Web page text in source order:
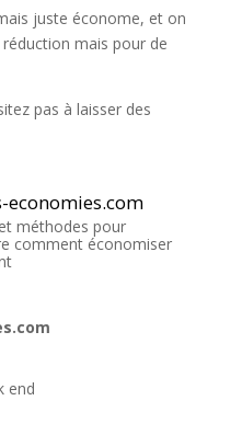
juste économe, et on
mais pour de
pas à laisser des
economies.com
méthodes pour
comment économiser
end